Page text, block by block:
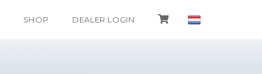
SHOP DEALER LOGIN